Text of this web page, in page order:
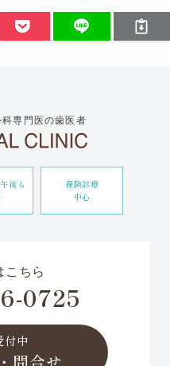
専門医の歯医者
後も
保険診療
中心
こちら
0725
付中